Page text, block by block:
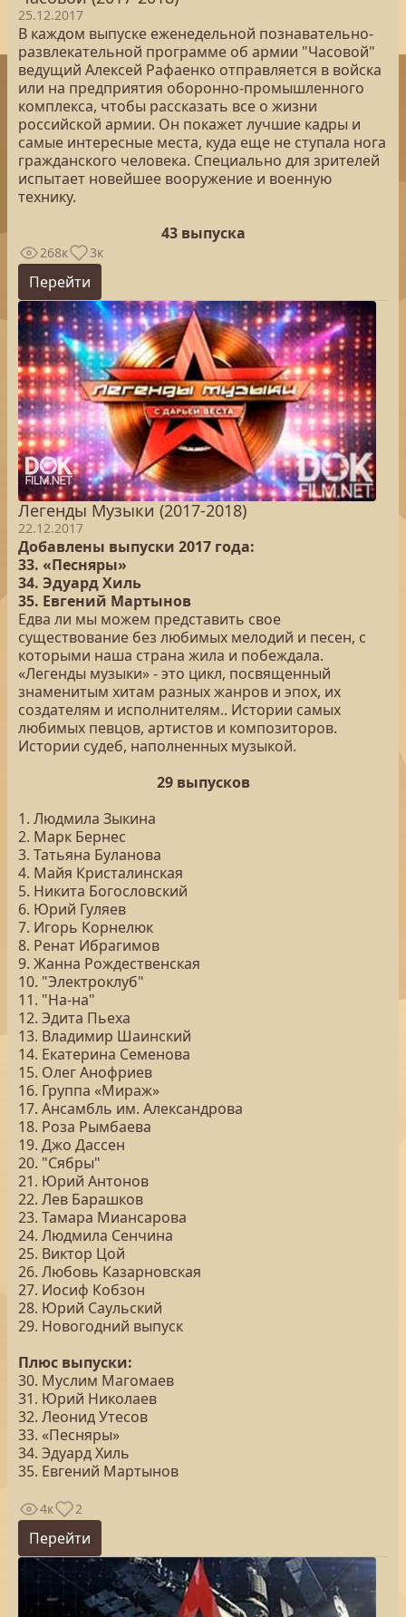
25.12.2017
В каждом выпуске еженедельной познавательно-
развлекательной программе об армии "Часовой"
ведущий Алексей Рафаенко отправляется в войска
или на предприятия оборонно-промышленного
комплекса, чтобы рассказать все о жизни
российской армии. Он покажет лучшие кадры и
самые интересные места, куда еще не ступала нога
гражданского человека. Специально для зрителей
испытает новейшее вооружение и военную
технику.
43 выпуска
268к 3к
Перейти
Легенды Музыки (2017-2018)
22.12.2017
Добавлены выпуски 2017 года:
33. «Песняры»
34. Эдуард Хиль
35. Евгений Мартынов
Едва ли мы можем представить свое
существование без любимых мелодий и песен, с
которыми наша страна жила и побеждала.
«Легенды музыки» - это цикл, посвященный
знаменитым хитам разных жанров и эпох, их
создателям и исполнителям.. Истории самых
любимых певцов, артистов и композиторов.
Истории судеб, наполненных музыкой.
29 выпусков
1. Людмила Зыкина
2. Марк Бернес
3. Татьяна Буланова
4. Майя Кристалинская
5. Никита Богословский
6. Юрий Гуляев
7. Игорь Корнелюк
8. Ренат Ибрагимов
9. Жанна Рождественская
10. "Электроклуб"
11. "На-на"
12. Эдита Пьеха
13. Владимир Шаинский
14. Екатерина Семенова
15. Олег Анофриев
16. Группа «Мираж»
17. Ансамбль им. Александрова
18. Роза Рымбаева
19. Джо Дассен
20. "Сябры"
21. Юрий Антонов
22. Лев Барашков
23. Тамара Миансарова
24. Людмила Сенчина
25. Виктор Цой
26. Любовь Казарновская
27. Иосиф Кобзон
28. Юрий Саульский
29. Новогодний выпуск
Плюс выпуски:
30. Муслим Магомаев
31. Юрий Николаев
32. Леонид Утесов
33. «Песняры»
34. Эдуард Хиль
35. Евгений Мартынов
4к 2
Перейти